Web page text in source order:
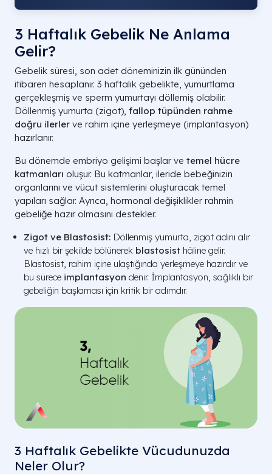
3 Haftalık Gebelik Ne Anlama
Gelir?
Gebelik süresi, son adet döneminizin ilk gününden
itibaren hesaplanır. 3 haftalık gebelikte, yumurtlama
gerçekleşmiş ve sperm yumurtayı döllemiş olabilir.
Döllenmiş yumurta (zigot), fallop tüpünden rahme
doğru ilerler ve rahim içine yerleşmeye (implantasyon)
hazırlanır.
Bu dönemde embriyo gelişimi başlar ve temel hücre
katmanları oluşur. Bu katmanlar, ileride bebeğinizin
organlarını ve vücut sistemlerini oluşturacak temel
yapıları sağlar. Ayrıca, hormonal değişiklikler rahmin
gebeliğe hazır olmasını destekler.
Zigot ve Blastosist: Döllenmiş yumurta, zigot adını alır
ve hızlı bir şekilde bölünerek blastosist hâline gelir.
Blastosist, rahim içine ulaştığında yerleşmeye hazırdır ve
bu sürece implantasyon denir. İmplantasyon, sağlıklı bir
gebeliğin başlaması için kritik bir adımdır.
3 Haftalık Gebelikte Vücudunuzda
Neler Olur?